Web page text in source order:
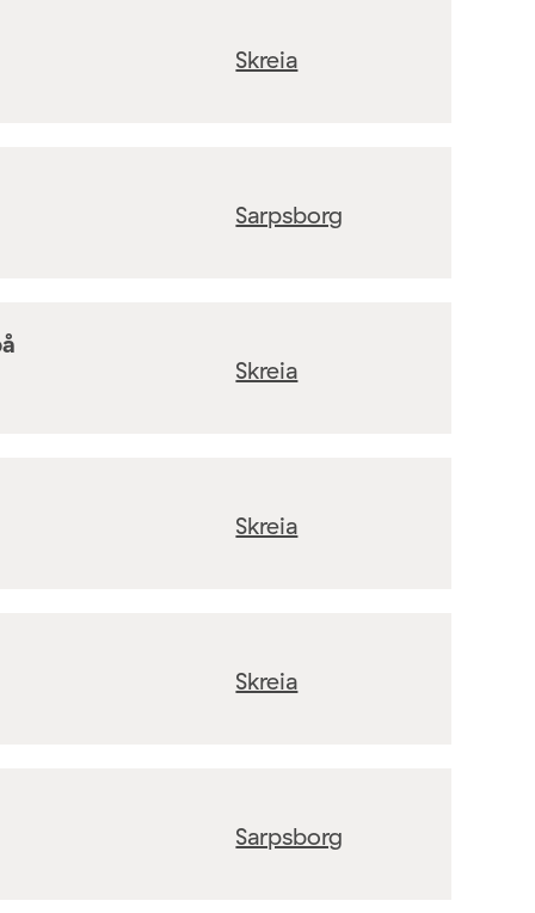
Skreia
Sarpsborg
Skreia
Skreia
Skreia
Sarpsborg